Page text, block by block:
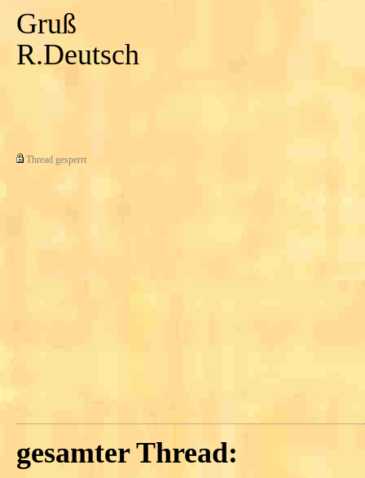
Gruß
R.Deutsch
Thread gesperrt
gesamter Thread: